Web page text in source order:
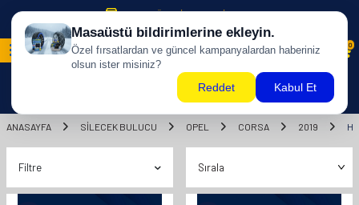
500 TL ÜZERİ KARGO BİZDEN !
0
ANASAYFA SILECEK BULUCU OPEL CORSA 2019
Filtre